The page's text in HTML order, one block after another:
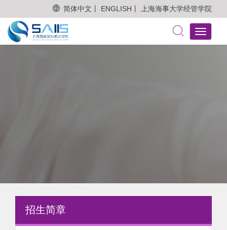
简体中文丨 ENGLISH丨 上海海事大学经管学院
Toggle
招生简章